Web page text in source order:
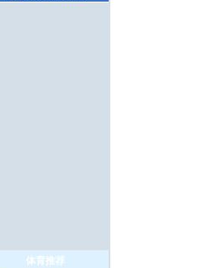
体育推荐